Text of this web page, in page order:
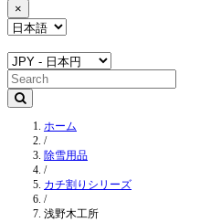
×
ホーム
/
除雪用品
/
カチ割りシリーズ
/
浅野木工所